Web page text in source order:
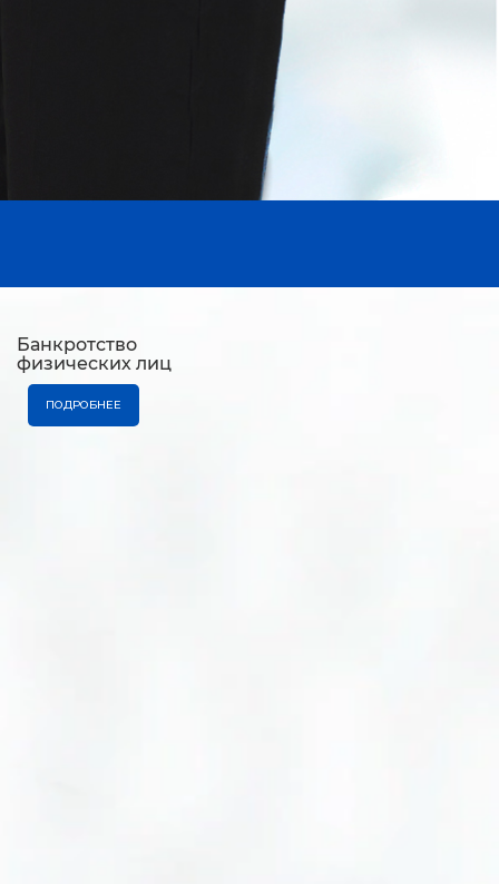
Банкротство
физических лиц
ПОДРОБНЕЕ